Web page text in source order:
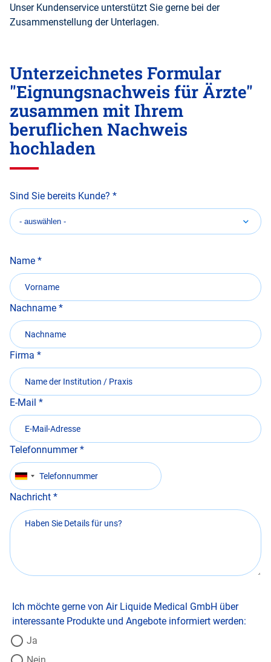
Unser Kundenservice unterstützt Sie gerne bei der
Zusammenstellung der Unterlagen.
Unterzeichnetes Formular
"Eignungsnachweis für Ärzte"
zusammen mit Ihrem
beruflichen Nachweis
hochladen
Sind Sie bereits Kunde?
Name
Nachname
Firma
E-Mail
Telefonnummer
Nachricht
Ich möchte gerne von Air Liquide Medical GmbH über
interessante Produkte und Angebote informiert werden:
Ja